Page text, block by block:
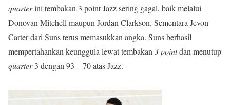
quarterini tembakan 3 point Jazz sering gagal, baik melalui
Donovan Mitchell maupun Jordan Clarkson. Sementara Jevon
Carter dari Suns terus memasukkan angka. Suns berhasil
mempertahankan keunggula lewat tembakan3 pointdan menutup
quarter3 dengan 93 – 70 atas Jazz.